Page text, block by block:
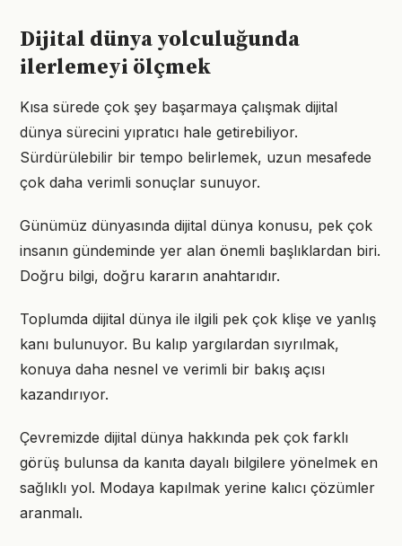
Dijital dünya yolculuğunda
ilerlemeyi ölçmek
Kısa sürede çok şey başarmaya çalışmak dijital
dünya sürecini yıpratıcı hale getirebiliyor.
Sürdürülebilir bir tempo belirlemek, uzun mesafede
çok daha verimli sonuçlar sunuyor.
Günümüz dünyasında dijital dünya konusu, pek çok
insanın gündeminde yer alan önemli başlıklardan biri.
Doğru bilgi, doğru kararın anahtarıdır.
Toplumda dijital dünya ile ilgili pek çok klişe ve yanlış
kanı bulunuyor. Bu kalıp yargılardan sıyrılmak,
konuya daha nesnel ve verimli bir bakış açısı
kazandırıyor.
Çevremizde dijital dünya hakkında pek çok farklı
görüş bulunsa da kanıta dayalı bilgilere yönelmek en
sağlıklı yol. Modaya kapılmak yerine kalıcı çözümler
aranmalı.